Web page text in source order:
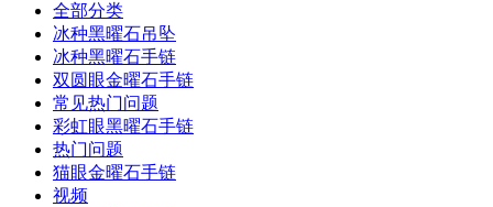
全部分类
冰种黑曜石吊坠
冰种黑曜石手链
双圆眼金曜石手链
常见热门问题
彩虹眼黑曜石手链
热门问题
猫眼金曜石手链
视频